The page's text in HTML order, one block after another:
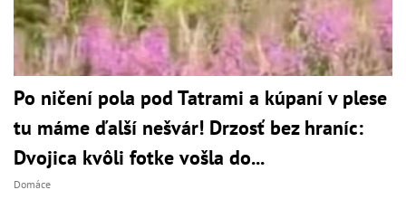
Po ničení pola pod Tatrami a kúpaní v plese
tu máme ďalší nešvár! Drzosť bez hraníc:
Dvojica kvôli fotke vošla do...
Domáce